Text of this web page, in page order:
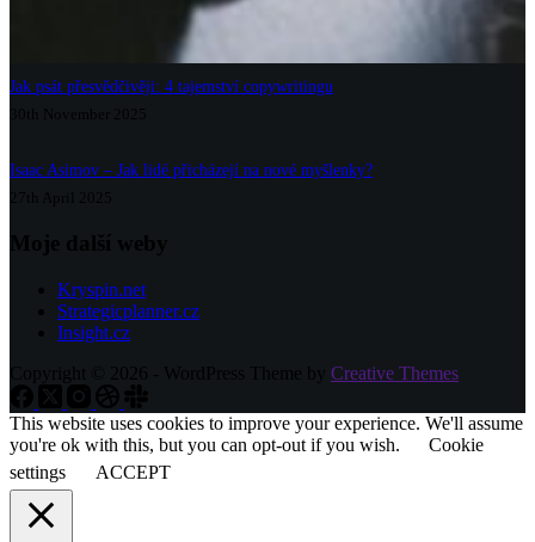
Jak psát přesvědčivěji: 4 tajemství copywritingu
30th November 2025
Isaac Asimov – Jak lidé přicházejí na nové myšlenky?
27th April 2025
Moje další weby
Kryspin.net
Strategicplanner.cz
Insight.cz
Copyright © 2026 - WordPress Theme by Creative Themes
This website uses cookies to improve your experience. We'll assume
you're ok with this, but you can opt-out if you wish.
Cookie
settings
ACCEPT